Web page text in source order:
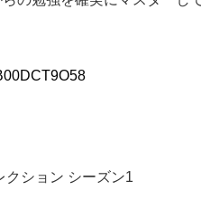
クション シーズン1